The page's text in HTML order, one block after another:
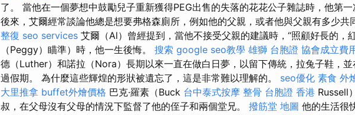
了。 當他在一個夢想中鼓勵兒子重新獲得PEG出售的失落的花花公子雜誌時，他第一
後來，艾爾經常談論他總是想要弗格森廁所，例如他的父親，或者他與父親有多少共
整復 seo services 艾爾（Al）曾經提到，當他不接受父親的建議時，“照顧好長的，
（Peggy）瞄準）時，他一生後悔。 搜索 google seo教學 雄獅 台胞證 協會成立費
德（Luther）和諾拉（Nora）長期以來一直在做白日夢，以留下傳統，拉兔子鞋，
過假期。 為什麼這些輝煌的形狀被遺忘了，這是非常難以理解的。 seo優化 素食 外
大里推拿 buffet外燴價格 巴克·羅素（Buck 台中泰式按摩 整骨 台胞證 香港 Russell
叔，在父母沒有父母的情況下監督了他的侄子和兩個堂兄。 撥筋堂 地圖 他的生活很